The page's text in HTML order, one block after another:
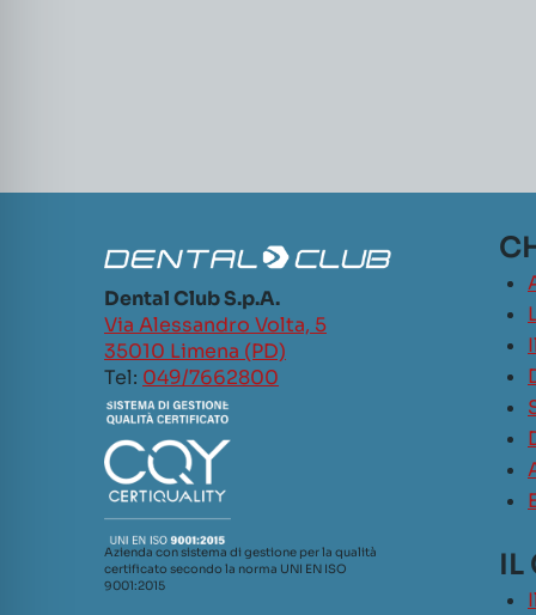
Dental Club S.p.A.
Via Alessandro Volta, 5
35010 Limena (PD)
Tel: 049/7662800
Azienda con sistema di gestione per la qualità
certificato secondo la norma UNI EN ISO
9001:2015
IL